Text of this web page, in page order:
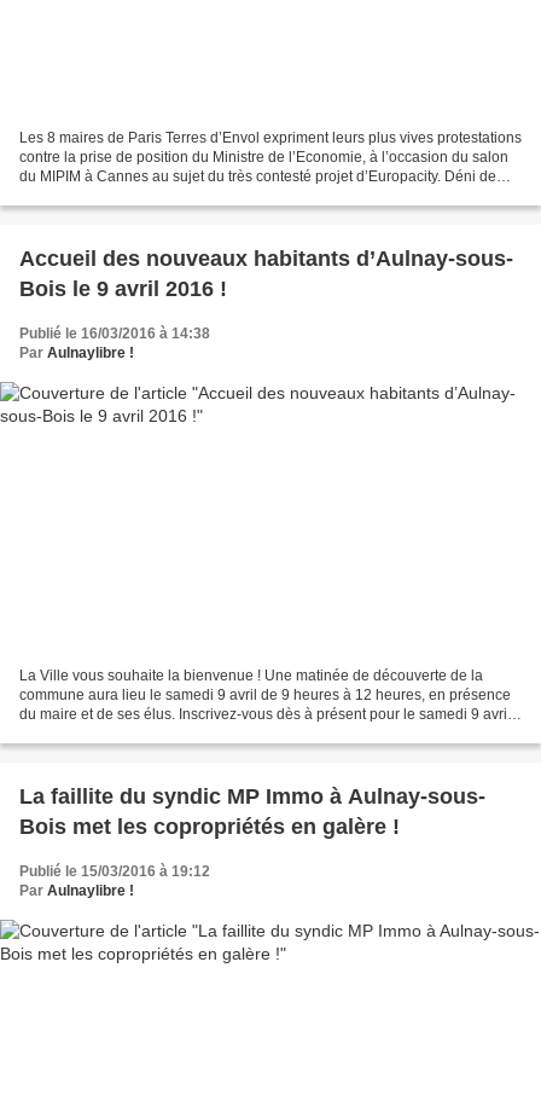
Les 8 maires de Paris Terres d’Envol expriment leurs plus vives protestations
contre la prise de position du Ministre de l’Economie, à l’occasion du salon
du MIPIM à Cannes au sujet du très contesté projet d’Europacity. Déni de
Accueil des nouveaux habitants d’Aulnay-sous-
Bois le 9 avril 2016 !
Publié le 16/03/2016 à 14:38
Par Aulnaylibre !
La Ville vous souhaite la bienvenue ! Une matinée de découverte de la
commune aura lieu le samedi 9 avril de 9 heures à 12 heures, en présence
du maire et de ses élus. Inscrivez-vous dès à présent pour le samedi 9 avril
La faillite du syndic MP Immo à Aulnay-sous-
Bois met les copropriétés en galère !
Publié le 15/03/2016 à 19:12
Par Aulnaylibre !